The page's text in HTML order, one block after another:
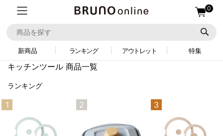
0
新商品 ランキング アウトレット 特集
キッチンツール 商品一覧
ランキング
1 2 3